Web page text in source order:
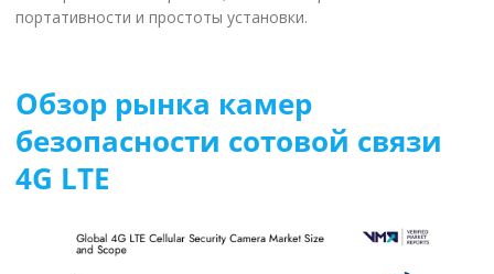
портативности и простоты установки.
Обзор рынка камер
безопасности сотовой связи
4G LTE